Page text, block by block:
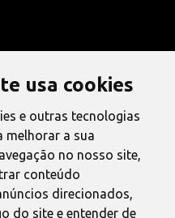
usa cookies
e outras tecnologias
melhorar a sua
no nosso site,
conteúdo
direcionados,
do site e entender de